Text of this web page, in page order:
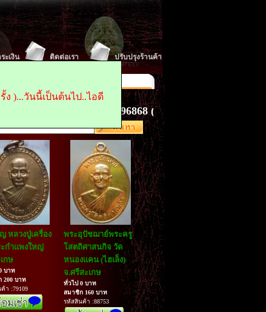
ง )...วันนี้เป็นต้นไป..ไอดี
ะเงิน ติดต่อเรา ปรับปรุงร้านค้า
รก ในการเข้าเยี่ยมชม
สนใจ ติดต่อ...0845496868 ( คุณเจี๊ยบ. )..idไลด์
หลวงปู่เครื่อง
กำแพงใหญ่
กษ
บาท
200 บาท
า :79109
พระอุปัชฌาย์พระครู
โสตถิศาสนกิจ วัด
หนองแคน (ไฮเล็ง)
จ.ศรีสะเกษ
ทั่วไป 0 บาท
สมาชิก 160 บาท
รหัสสินค้า :88753